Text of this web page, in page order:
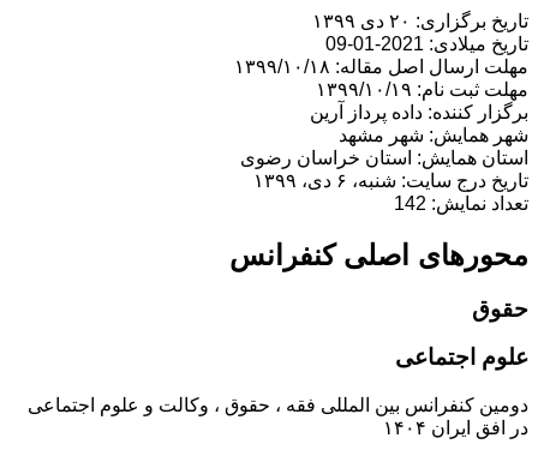
تاریخ برگزاری: ۲۰ دی ۱۳۹۹
تاریخ میلادی: 2021-01-09
مهلت ارسال اصل مقاله: ۱۳۹۹/۱۰/۱۸
مهلت ثبت نام: ۱۳۹۹/۱۰/۱۹
برگزار کننده: داده پرداز آرین
شهر همایش: شهر مشهد
استان همایش: استان خراسان رضوى
تاریخ درج سایت: شنبه، ۶ دی، ۱۳۹۹
تعداد نمایش: 142
محورهای اصلی کنفرانس
حقوق
علوم اجتماعی
دومین کنفرانس بین المللی فقه ، حقوق ، وکالت و علوم اجتماعی
در افق ایران ۱۴۰۴